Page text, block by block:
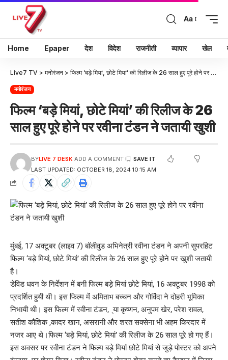
Aa
Home Epaper देश विदेश राजनीती व्यापार खेल
Live7 TV > मनोरंजन > फिल्म ‘बड़े मियां, छोटे मियां’ की रिलीज के 26 साल हुए पूरे होने पर रवीना टंडन ने जतायी खुशी
मनोरंजन
फिल्म ‘बड़े मियां, छोटे मियां’ की रिलीज के 26
साल हुए पूरे होने पर रवीना टंडन ने जतायी खुशी
LAST UPDATED: OCTOBER 18, 2024 10:15 AM
BYLIVE 7 DESK ADD A COMMENT
मुंबई, 17 अक्टूबर (लाइव 7) बॉलीवुड अभिनेत्री रवीना टंडन ने अपनी सुपरहिट
फिल्म ‘बड़े मियां, छोटे मियां’ की रिलीज के 26 साल हुए पूरे होने पर खुशी जतायी
है।
डेविड धवन के निर्देशन में बनी फिल्म बड़े मियां छोटे मियां, 16 अक्टूबर 1998 को
प्रदर्शित हुयी थी। इस फिल्म में अमिताभ बच्चन और गोविंदा ने दोहरी भूमिका
निभायी थी। इस फिल्म में रवीना टंडन, ्या कृष्णन, अनुपम खेर, परेश रावल,
सतीश कौशिक ,कादर खान, असरानी और शरत सक्सेना भी अहम किरदार में
नजर आए थे।फिल्म ‘बड़े मियां, छोटे मियां’ की रिलीज के 26 साल पूरे हो गए हैं।
इस अवसर पर रवीना टंडन ने फिल्म बड़े मियां छोटे मियां से जुड़े पोस्टर को अपने